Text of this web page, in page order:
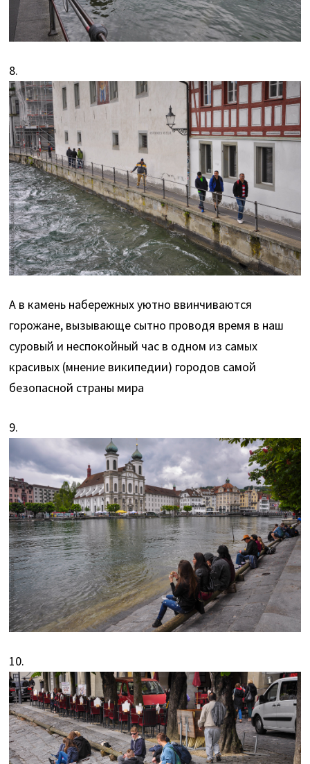
8.
А в камень набережных уютно ввинчиваются
горожане, вызывающе сытно проводя время в наш
суровый и неспокойный час в одном из самых
красивых (мнение википедии) городов самой
безопасной страны мира
9.
10.